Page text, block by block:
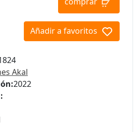
Añadir a favoritos
Akal
2022